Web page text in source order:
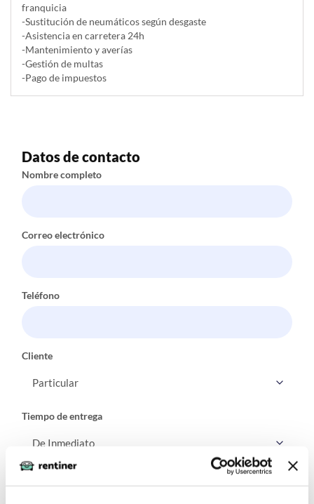
franquicia
-Sustitución de neumáticos según desgaste
-Asistencia en carretera 24h
-Mantenimiento y averías
-Gestión de multas
-Pago de impuestos
Datos de contacto
Nombre completo
Correo electrónico
Teléfono
Cliente
Tiempo de entrega